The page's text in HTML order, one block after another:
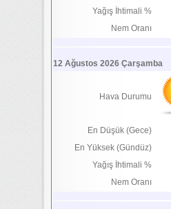
Yağış İhtimali %
Nem Oranı
12 Ağustos 2026 Çarşamba
Hava Durumu
En Düşük (Gece)
En Yüksek (Gündüz)
Yağış İhtimali %
Nem Oranı